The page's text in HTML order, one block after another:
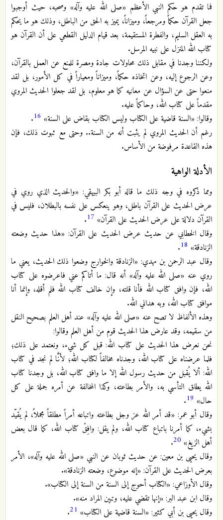
فما تقدم هو حكم النبي الأعظم «صلى الله عليه وآله» وصحبه، حيث أوجبوا
جعل القرآن حكماً ومرجعاً، وميزاناً، يميز به الحق من الباطل، وذلك هو ما يحكم
به العقل السليم، والفطرة المستقيمة، بعد قيام الدليل القطعي على أن القرآن هو
كتاب الله المنزل على نبيه المرسل.
ولكننا وجدنا في مقابل ذلك محاولات جادة ومصرة للمنع عن العمل بالقرآن،
وعن الرجوع إليه، وعن اتخاذه حكماً، وميزاناً ومعياراً في كل الأمور، بل لقد
منعوا حتى عن السؤال عن معانيه كما هو معلوم، بل لقد جعلوا الحديث المروي
مقدماً على كتاب الله، وحاكماً عليه.
وقالوا: «السنة قاضية على الكتاب وليس الكتاب بقاض على السنة» 16
.
رغم أن الحديث المروي لم يثبت أنه من السنة.. وحتى مع ثبوت ذلك، فإن
هذه القاعدة مرفوضة من الأساس.
الأدلة الواهية
ومما ذكروه في وجه ذلك ما قاله أبو بكر البيهقي: «والحديث الذي روي في
عرض الحديث على القرآن باطل، وهو ينعكس على نفسه بالبطلان، فليس في
القرآن دلالة على عرض الحديث على القرآن» 17
.
وقال الخطابي عن حديث عرض الحديث على القرآن: «هذا حديث وضعته
الزنادقة» 18
.
وقال عبد الرحمن بن مهدي: «الزنادقة والخوارج وضعوا ذلك الحديث، يعني ما
روي عنه «صلى الله عليه وآله» أنه قال: ما أتاكم عني فاعرضوه على كتاب
الله، فإن وافق كتاب الله فأنا قلته، وإن خالف كتاب الله فلم أقله، وإنما أنا
موافق كتاب الله، وبه هداني الله.
وهذه الألفاظ لا تصح عنه «صلى الله عليه وآله» عند أهل العلم بصحيح النقل
من سقيمه، وقد عارض هذا الحديث قوم من أهل العلم وقالوا:
نحن نعرض هذا الحديث على كتاب الله: قبل كل شيء، ونعتمد على ذلك؛
فلما عرضناه على كتاب الله، وجدناه مخالفاً لكتاب الله؛ لأنَّا لم نجد في كتاب
الله: ألا يُقبل من حديث رسول الله إلا ما وافق كتاب الله، بل وجدنا كتاب
الله يطلق التأسي به، والأمر بطاعته، وكذا المخالفة عن أمره جملة على كل
حال» 19
.
وقال أبو عمر: «قد أمر الله عز وجل بطاعته واتباعه أمراً مطلقاً مجملاً، لم يُقيّد
بشيء، كما أمرنا باتباع كتاب الله، ولم يقل: وافِقْ كتاب الله، كما قال بعض
أهل الزيغ» 20
.
وقال يحيى بن معين: عن حديث ثوبان عن النبي «صلى الله عليه وآله»، الأمر
بعرض الحديث على القرآن: «إنه موضوع، وضعته الزنادقة».
وقال الأوزاعي: «الكتاب أحوج إلى السنة من السنة إلى الكتاب».
وقال ابن عبد البر: «إنها تقضي عليه، وتبين المراد منه».
وقال يحيى بن أبي كثير: «السنة قاضية على الكتاب» 21
.